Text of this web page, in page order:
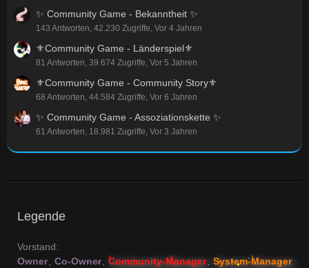
✨ Community Game - Bekanntheit ✨
143 Antworten, 42.230 Zugriffe, Vor 4 Jahren
⚜️Community Game - Länderspiel⚜️
81 Antworten, 39.674 Zugriffe, Vor 5 Jahren
⚜️Community Game - Community Story⚜️
68 Antworten, 44.584 Zugriffe, Vor 6 Jahren
✨ Community Game - Assoziationskette ✨
61 Antworten, 18.981 Zugriffe, Vor 3 Jahren
Legende
Vorstand
Owner
Co-Owner Community-Manager
System-Manager